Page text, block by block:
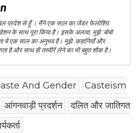
प्रदेश से हूँ । मैंने एक साल का जेंडर फेलोशिप
के साथ पूरा किया है। इसके अलावा, मुझे 'बोबो
में एक साल का अनुभव है। मुझे कहानियाँ और
है और साथ ही तस्वीरें लेने का भी बहुत शौक है।
And Gender
Casteism
आंगनवाड़ी प्रदर्शन
दलित और जातिगत